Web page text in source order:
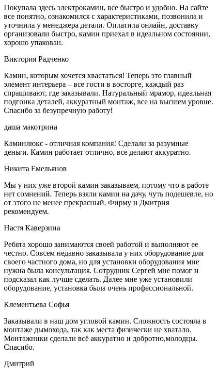
Покупала здесь электрокамин, все быстро и удобно. На сайте
все понятно, ознакомился с характеристиками, позвонила и
уточнила у менеджера детали. Оплатила онлайн, доставку
организовали быстро, камин приехал в идеальном состоянии,
хорошо упакован.
Виктория Радченко
Камин, которым хочется хвастаться! Теперь это главный
элемент интерьера – все гости в восторге, каждый раз
спрашивают, где заказывали. Натуральный мрамор, идеальная
подгонка деталей, аккуратный монтаж, все на высшем уровне.
Спасибо за безупречную работу!
даша макотрина
Каминлюкс - отличная компания! Сделали за разумные
деньги. Камин работает отлично, все делают аккуратно.
Никита Емельянов
Мы у них уже второй камин заказываем, потому что в работе
нет сомнений. Теперь взяли камин на дачу, чуть подешевле, но
от этого не менее прекрасный. Фирму и Дмитрия
рекомендуем.
Настя Каверзина
Ребята хорошо занимаются своей работой и выполняют ее
честно. Совсем недавно заказывала у них оборудование для
своего частного дома, но для установки оборудования мне
нужна была консультация. Сотрудник Сергей мне помог и
подсказал как лучше сделать. Далее мне уже установили
оборудование, установка была очень профессиональной.
Клементьева Софья
Заказывали в наш дом угловой камин. Сложность состояла в
монтаже дымохода, так как места физически не хватало.
Монтажники сделали всё аккуратно и добротно,молодцы.
Спасибо.
Дмитрий